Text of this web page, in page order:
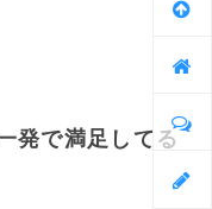
発で満足してる